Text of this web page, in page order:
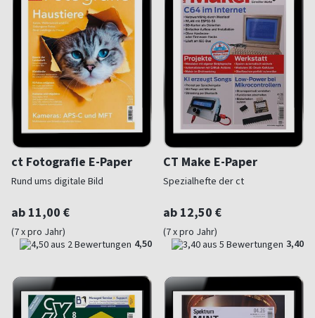
ct Fotografie E-Paper
Rund ums digitale Bild
ab 11,00 €
(7 x pro Jahr)
4,50
CT Make E-Paper
Spezialhefte der ct
ab 12,50 €
(7 x pro Jahr)
3,40